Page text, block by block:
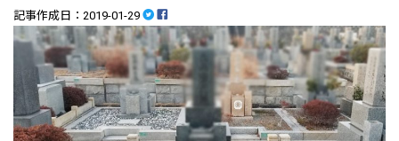
記事作成日：2019-01-29